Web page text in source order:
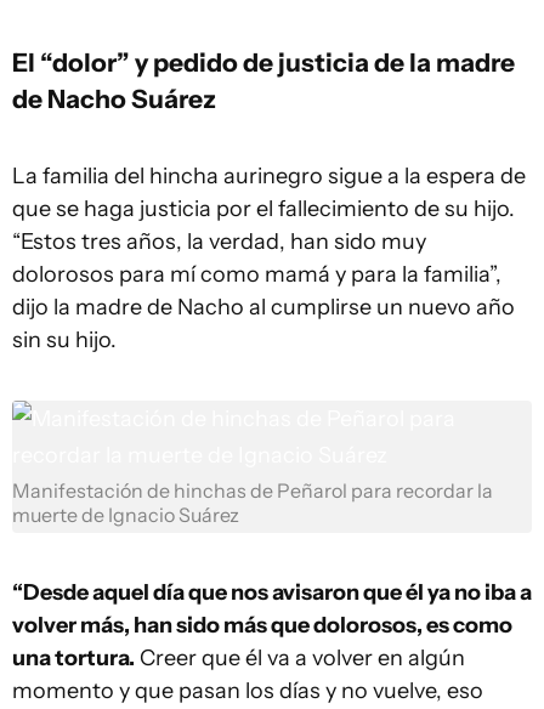
El “dolor” y pedido de justicia de la madre
de Nacho Suárez
La familia del hincha aurinegro sigue a la espera de
que se haga justicia por el fallecimiento de su hijo.
“Estos tres años, la verdad, han sido muy
dolorosos para mí como mamá y para la familia”,
dijo la madre de Nacho al cumplirse un nuevo año
sin su hijo.
Manifestación de hinchas de Peñarol para recordar la
muerte de Ignacio Suárez
“Desde aquel día que nos avisaron que él ya no iba a
volver más, han sido más que dolorosos, es como
una tortura. Creer que él va a volver en algún
momento y que pasan los días y no vuelve, eso